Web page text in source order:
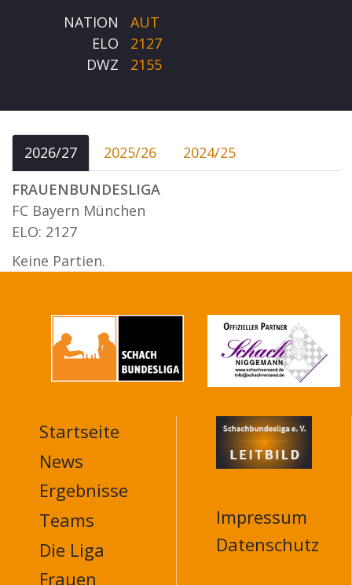
NATION
AUT
ELO
2127
DWZ
2155
2026/27 2025/26
2024/25
FRAUENBUNDESLIGA
FC Bayern München
ELO: 2127
Keine Partien.
MAIN
NAVIGATION
FOOTER
Startseite
News
Ergebnisse
Teams
Die Liga
Frauen
Impressum
Datenschutz